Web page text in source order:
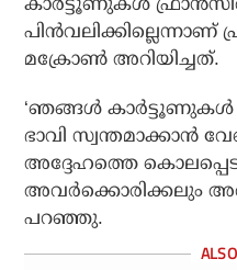
മക്രോണ്‍ അറിയിച്ചത്.
‘ഞങ്ങള്‍ കാര്‍ട്ടൂണുകള്‍
ഭാവി സ്വന്തമാക്കാന്‍
അദ്ദേഹത്തെ
അവര്‍ക്കൊരിക്കലും അത്
പറഞ്ഞു.